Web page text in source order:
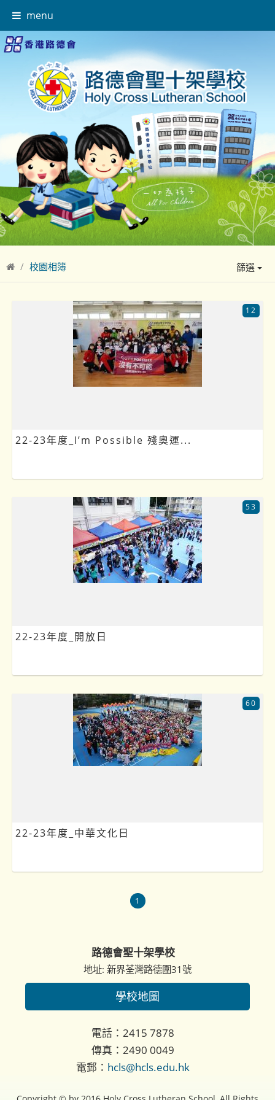
menu
校園相簿 篩選
22-23年度_I’m Possible 殘奧運...
12
22-23年度_開放日
53
22-23年度_中華文化日
60
1
路德會聖十架學校
地址: 新界荃灣路德圍31號
學校地圖
電話：2415 7878
傳真：2490 0049
電郵： hcls@hcls.edu.hk